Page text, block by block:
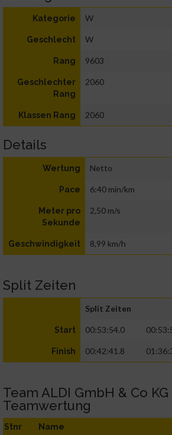
Kategorie W
Geschlecht W
Rang 9603
Geschlechter
Rang
2060
Klassen Rang 2060
Details
Wertung Netto
Pace 6:40 min/km
Meter pro
Sekunde
2,50 m/s
Geschwindigkeit 8,99 km/h
Split Zeiten
Split Zeiten
Start 00:53:54.0
Finish 00:42:41.8
Team ALDI GmbH & Co
Teamwertung
Stnr Name